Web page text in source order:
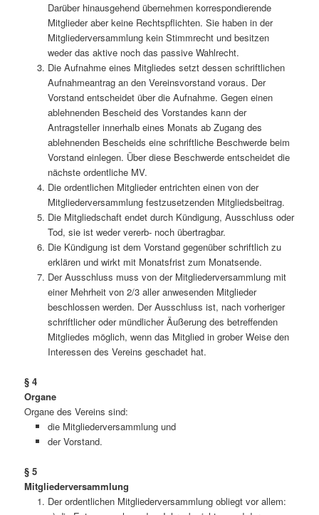
Darüber hinausgehend übernehmen korrespondierende
Mitglieder aber keine Rechtspflichten. Sie haben in der
Mitgliederversammlung kein Stimmrecht und besitzen
weder das aktive noch das passive Wahlrecht.
Die Aufnahme eines Mitgliedes setzt dessen schriftlichen
Aufnahmeantrag an den Vereinsvorstand voraus. Der
Vorstand entscheidet über die Aufnahme. Gegen einen
ablehnenden Bescheid des Vorstandes kann der
Antragsteller innerhalb eines Monats ab Zugang des
ablehnenden Bescheids eine schriftliche Beschwerde beim
Vorstand einlegen. Über diese Beschwerde entscheidet die
nächste ordentliche MV.
Die ordentlichen Mitglieder entrichten einen von der
Mitgliederversammlung festzusetzenden Mitgliedsbeitrag.
Die Mitgliedschaft endet durch Kündigung, Ausschluss oder
Tod, sie ist weder vererb- noch übertragbar.
Die Kündigung ist dem Vorstand gegenüber schriftlich zu
erklären und wirkt mit Monatsfrist zum Monatsende.
Der Ausschluss muss von der Mitgliederversammlung mit
einer Mehrheit von 2/3 aller an­wesenden Mitglieder
beschlossen werden. Der Ausschluss ist, nach vorheriger
schriftlicher oder mündlicher Äußerung des betreffenden
Mitgliedes möglich, wenn das Mitglied in grober Weise den
Interessen des Vereins geschadet hat.
§ 4
Organe
Organe des Vereins sind:
die Mitgliederversammlung und
der Vorstand.
§ 5
Mitgliederversammlung
Der ordentlichen Mitgliederversammlung ob­liegt vor allem: